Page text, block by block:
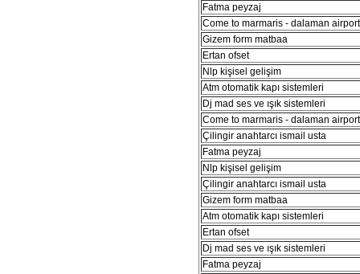
Fatma peyzaj
Come to marmaris - dalaman
Gizem form matbaa
Ertan ofset
Nlp kişisel gelişim
Atm otomatik kapı sistemleri
Dj mad ses ve ışık sistemleri
Come to marmaris - dalaman
Çilingir anahtarcı ismail usta
Fatma peyzaj
Nlp kişisel gelişim
Çilingir anahtarcı ismail usta
Gizem form matbaa
Atm otomatik kapı sistemleri
Ertan ofset
Dj mad ses ve ışık sistemleri
Fatma peyzaj